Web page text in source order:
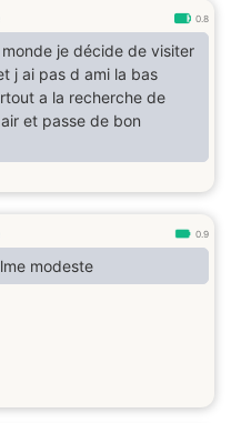
0.8
je décide de visiter
j ai pas d ami la bas
a la recherche de
et passe de bon
0.9
modeste